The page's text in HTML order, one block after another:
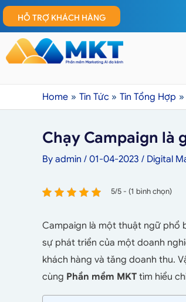
HỖ TRỢ KHÁCH HÀNG
Home Tin Tức Tin Tổng Hợp
Chạy Campaign là
By admin / 01-04-2023 / Digital
5/5 - (1 bình chọn)
Campaign là một thuật ngữ phổ
sự phát triển của một doanh
khách hàng và tăng doanh thu.
cùng Phần mềm MKT tìm hiểu